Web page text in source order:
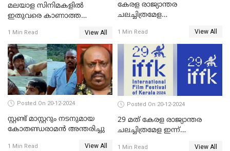
മലയാള സിനിമകളിൽ
ഇതുവരെ കാണാത്ത
മുകുന്ദൻ ചിത്രം മാർക്കോ
1 Min Read View All
കേരള രാജ്യാന്തര
ചലച്ചിത്രമേള
സിനിമ അവാര്‍ഡ്
സംവിധായിക പായല്‍
കപാഡിയയ്ക്ക് സമ്മാനിച്ചു;
ഫെമിനിച്ചി ഫാത്തിമയ്ക്ക്
അഞ്ച് പുരസ്കാരം
1 Min Read View All
Posted On 20-12-2024
സ്റ്റണ്ട് മാസ്റ്ററും നടനുമായ
കോതണ്ഡരാമൻ അന്തരിച്ചു
1 Min Read View All
Posted On 20-12-2024
29 മത് കേരള രാജ്യാന്തര
ചലച്ചിത്രമേള ഇന്ന്
1 Min Read View All